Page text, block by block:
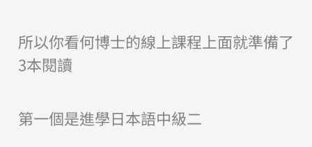
所以你看何博士的線上課程上面就準備了
3本閱讀
第一個是進學日本語中級二